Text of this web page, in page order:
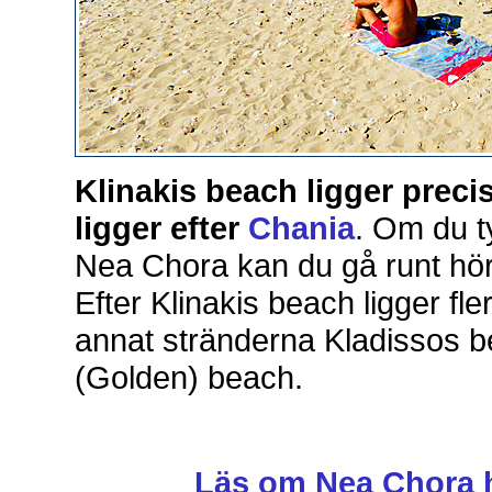
Klinakis beach ligger
ligger efter Chania. Om du
Nea Chora kan du gå runt
Efter Klinakis beach ligger
annat stränderna Kladissos
(Golden) beach.
Läs om Nea Chora